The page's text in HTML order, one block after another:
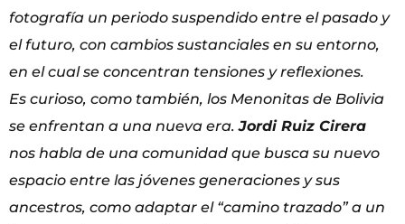
fotografía un periodo suspendido entre el pasado y
el futuro, con cambios sustanciales en su entorno,
en el cual se concentran tensiones y reflexiones.
Es curioso, como también, los Menonitas de Bolivia
se enfrentan a una nueva era.Jordi Ruiz Cirera
nos habla de una comunidad que busca su nuevo
espacio entre las jóvenes generaciones y sus
ancestros, como adaptar el “camino trazado” a un